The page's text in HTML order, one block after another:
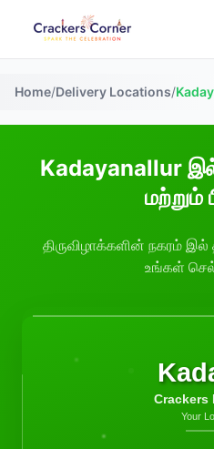
Home/Delivery Locations/
Kadayanallur இல்
மற்றும்
திருவிழாக்களின் நகரம்
உங்கள்
Crackers
Your